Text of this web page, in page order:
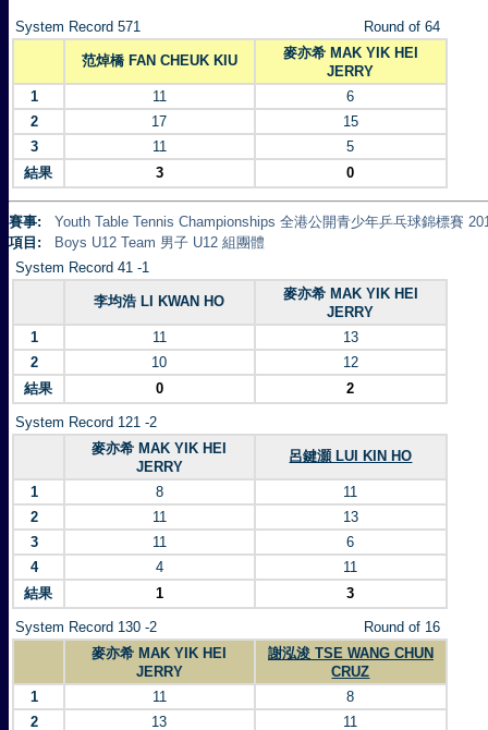
System Record 571 Round of 64
范焯橋 FAN CHEUK KIU
麥亦希 MAK YIK HEI
JERRY
1
11
6
2
17
15
3
11
5
結果
3 0
賽事:
Youth Table Tennis Championships 全港公開青少年乒乓球錦標賽
項目:
Boys U12 Team 男子 U12 組團體
System Record 41 -1
李均浩 LI KWAN HO
麥亦希 MAK YIK HEI
JERRY
1
11
13
2
10
12
結果
0 2
System Record 121 -2
麥亦希 MAK YIK HEI
JERRY
呂鍵灝 LUI KIN HO
1 8
11
2
11
13
3
11
6
4
4
11
結果
1 3
System Record 130 -2
Round of 16
麥亦希 MAK YIK HEI
JERRY
謝泓浚 TSE WANG CHUN
CRUZ
1
11
8
2
13
11